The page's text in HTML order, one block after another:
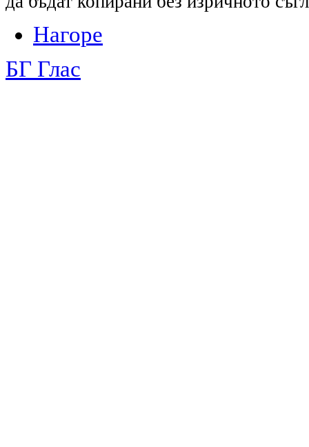
Нагоре
БГ Глас